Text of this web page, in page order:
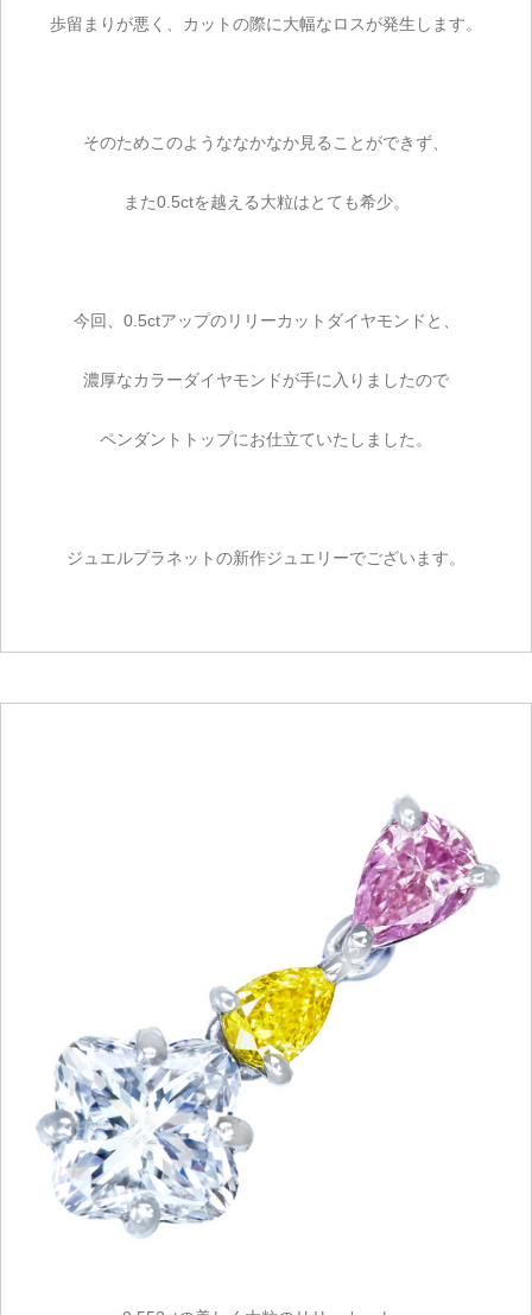
歩留まりが悪く、カットの際に大幅なロスが発生します。
そのためこのようななかなか見ることができず、
また0.5ctを越える大粒はとても希少。
今回、0.5ctアップのリリーカットダイヤモンドと、
濃厚なカラーダイヤモンドが手に入りましたので
ペンダントトップにお仕立ていたしました。
ジュエルプラネットの新作ジュエリーでございます。